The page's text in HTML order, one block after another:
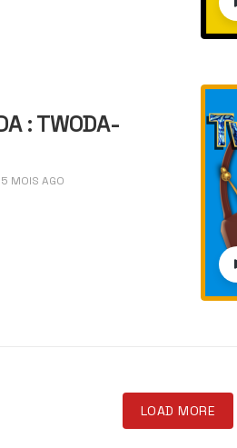
: TWODA-
5 MOIS AGO
LOAD MORE